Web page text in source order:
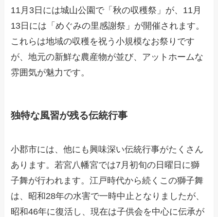
11月3日には城山公園で「秋の収穫祭」が、11月
13日には「めぐみの里感謝祭」が開催されます。
これらは地域の収穫を祝う小規模なお祭りです
が、地元の新鮮な農産物が並び、アットホームな
雰囲気が魅力です。
独特な風習が残る伝統行事
小郡市には、他にも興味深い伝統行事がたくさん
あります。若宮八幡宮では7月初旬の日曜日に獅
子舞が行われます。江戸時代から続くこの獅子舞
は、昭和28年の水害で一時中止となりましたが、
昭和46年に復活し、現在は子供会を中心に伝承が